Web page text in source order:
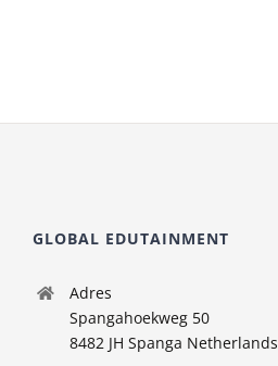
GLOBAL EDUTAINMENT
Adres
Spangahoekweg 50
8482 JH Spanga Netherlands